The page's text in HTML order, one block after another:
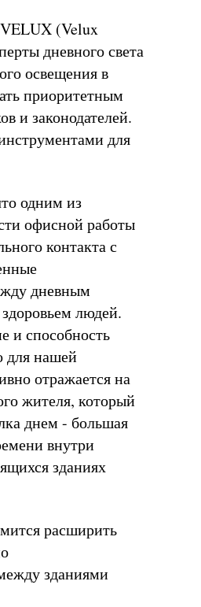
(Velux
дневного света
освещения в
приоритетным
и законодателей.
для
одним из
офисной работы
контакта с
дневным
людей.
и способность
для нашей
отражается на
жителя, который
днем - большая
внутри
зданиях
расширить
зданиями